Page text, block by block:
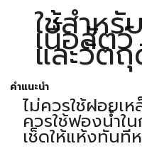
ใช้สำห
เนื้อสัต
และวัต
คำแนะนำ
ไม่ควรใช้ฝอยเ
ควรใช้ฟองน้ำใ
เช็ดให้แห้งทันที